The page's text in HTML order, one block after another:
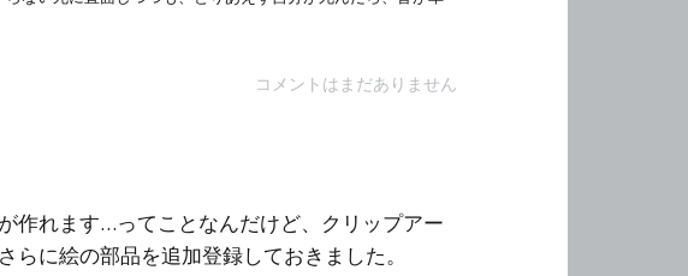
コメントはまだありません
作れます…ってことなんだけど、クリップアー
に絵の部品を追加登録しておきました。